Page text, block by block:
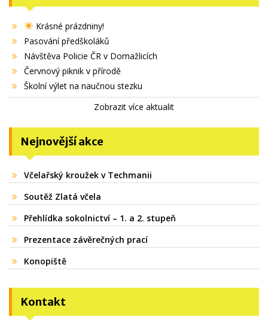
Krásné prázdniny!
Pasování předškoláků
Návštěva Policie ČR v Domažlicích
Červnový piknik v přírodě
Školní výlet na naučnou stezku
Zobrazit více aktualit
Nejnovější akce
Včelařský kroužek v Techmanii
Soutěž Zlatá včela
Přehlídka sokolnictví – 1. a 2. stupeň
Prezentace závěrečných prací
Konopiště
Kontakt